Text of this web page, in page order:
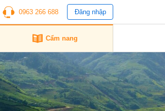
0963 266 688 Đăng nhập
Cẩm nang